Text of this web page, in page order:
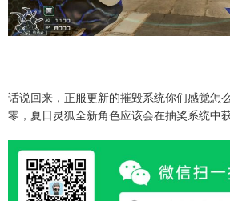
话说回来，正服更新的摧毁系统你们感觉怎
零，夏日灵狐全新角色应该会在抽奖系统中获